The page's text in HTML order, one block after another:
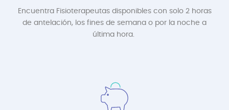
Encuentra Fisioterapeutas disponibles con solo 2 horas
de antelación, los fines de semana o por la noche a
última hora.